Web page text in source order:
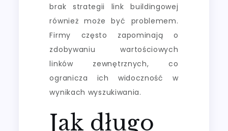
brak strategii link buildingowej
również może być problemem.
Firmy często zapominają o
zdobywaniu wartościowych
linków zewnętrznych, co
ogranicza ich widoczność w
wynikach wyszukiwania.
Jak długo